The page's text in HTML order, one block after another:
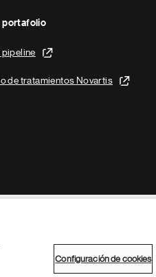
portafolio
de tratamientos Novartis
Search
Configuración de cookies